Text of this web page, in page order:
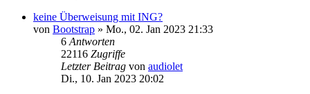
keine Überweisung mit ING?
von Bootstrap » Mo., 02. Jan 2023 21:33
6 Antworten
22116 Zugriffe
Letzter Beitrag von audiolet
Di., 10. Jan 2023 20:02